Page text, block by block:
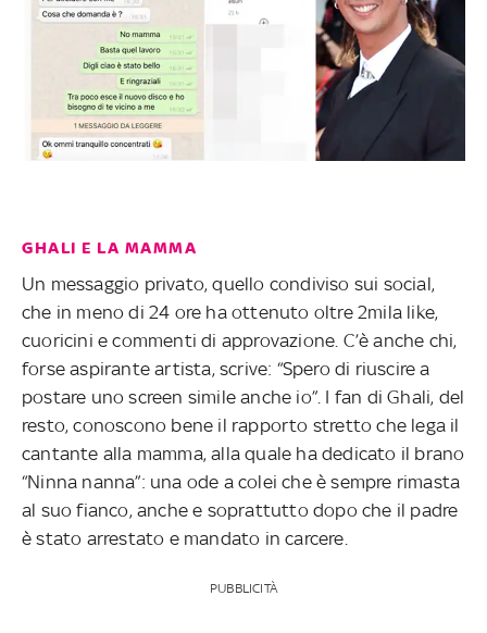
GHALI E LA MAMMA
Un messaggio privato, quello condiviso sui social,
che in meno di 24 ore ha ottenuto oltre 2mila like,
cuoricini e commenti di approvazione. C’è anche chi,
forse aspirante artista, scrive: “Spero di riuscire a
postare uno screen simile anche io”. I fan di Ghali, del
resto, conoscono bene il rapporto stretto che lega il
cantante alla mamma, alla quale ha dedicato il brano
“Ninna nanna”: una ode a colei che è sempre rimasta
al suo fianco, anche e soprattutto dopo che il padre
è stato arrestato e mandato in carcere.
PUBBLICITÀ